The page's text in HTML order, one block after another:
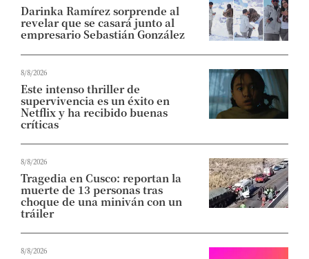
Darinka Ramírez sorprende al
revelar que se casará junto al
empresario Sebastián González
8/8/2026
Este intenso thriller de
supervivencia es un éxito en
Netflix y ha recibido buenas
críticas
8/8/2026
Tragedia en Cusco: reportan la
muerte de 13 personas tras
choque de una miniván con un
tráiler
8/8/2026